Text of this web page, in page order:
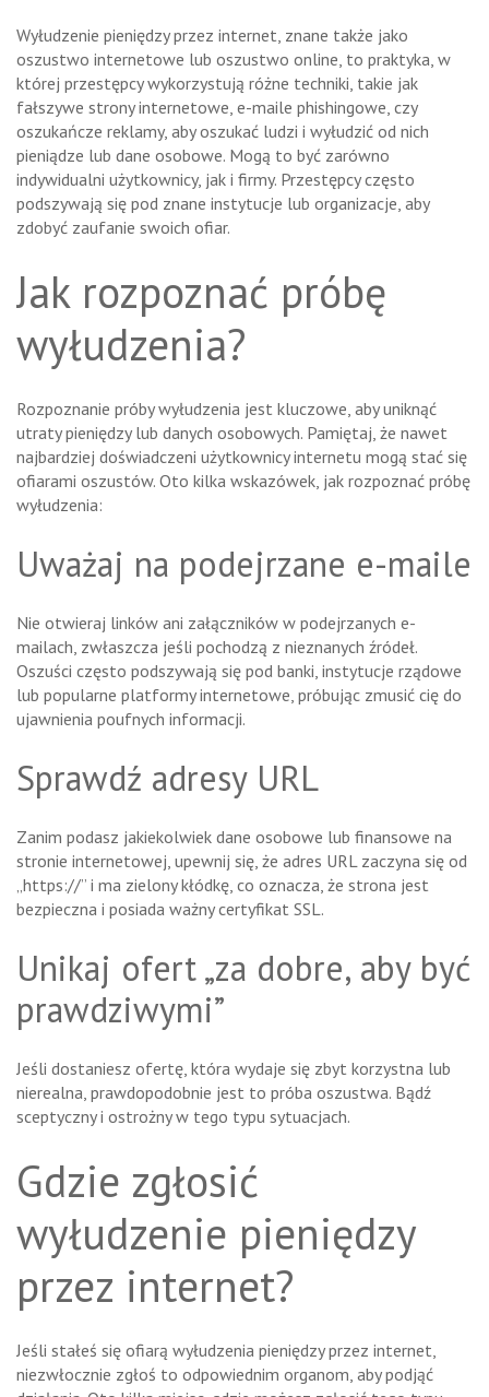
Wyłudzenie pieniędzy przez internet, znane także jako
oszustwo internetowe lub oszustwo online, to praktyka, w
której przestępcy wykorzystują różne techniki, takie jak
fałszywe strony internetowe, e-maile phishingowe, czy
oszukańcze reklamy, aby oszukać ludzi i wyłudzić od nich
pieniądze lub dane osobowe. Mogą to być zarówno
indywidualni użytkownicy, jak i firmy. Przestępcy często
podszywają się pod znane instytucje lub organizacje, aby
zdobyć zaufanie swoich ofiar.
Jak rozpoznać próbę
wyłudzenia?
Rozpoznanie próby wyłudzenia jest kluczowe, aby uniknąć
utraty pieniędzy lub danych osobowych. Pamiętaj, że nawet
najbardziej doświadczeni użytkownicy internetu mogą stać się
ofiarami oszustów. Oto kilka wskazówek, jak rozpoznać próbę
wyłudzenia:
Uważaj na podejrzane e-maile
Nie otwieraj linków ani załączników w podejrzanych e-
mailach, zwłaszcza jeśli pochodzą z nieznanych źródeł.
Oszuści często podszywają się pod banki, instytucje rządowe
lub popularne platformy internetowe, próbując zmusić cię do
ujawnienia poufnych informacji.
Sprawdź adresy URL
Zanim podasz jakiekolwiek dane osobowe lub finansowe na
stronie internetowej, upewnij się, że adres URL zaczyna się od
„https://” i ma zielony kłódkę, co oznacza, że ​​strona jest
bezpieczna i posiada ważny certyfikat SSL.
Unikaj ofert „za dobre, aby być
prawdziwymi”
Jeśli dostaniesz ofertę, która wydaje się zbyt korzystna lub
nierealna, prawdopodobnie jest to próba oszustwa. Bądź
sceptyczny i ostrożny w tego typu sytuacjach.
Gdzie zgłosić
wyłudzenie pieniędzy
przez internet?
Jeśli stałeś się ofiarą wyłudzenia pieniędzy przez internet,
niezwłocznie zgłoś to odpowiednim organom, aby podjąć